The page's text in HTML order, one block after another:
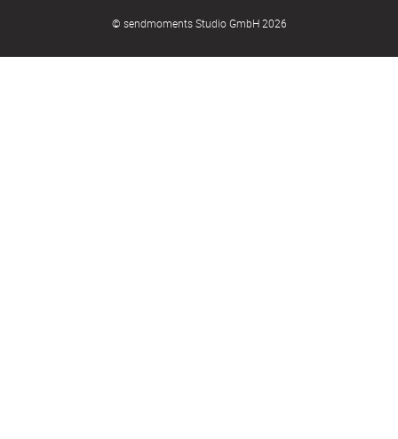
© sendmoments Studio GmbH 2026